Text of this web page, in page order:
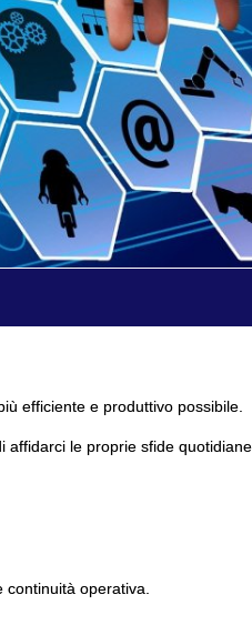
efficiente e produttivo possibile.
affidarci le proprie sfide
continuità operativa.